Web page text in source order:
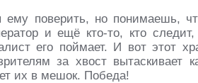
ему поверить, но понимаешь,
и ещё кто-то, кто
его поймает. И вот этот
за хвост
их в мешок. Победа!